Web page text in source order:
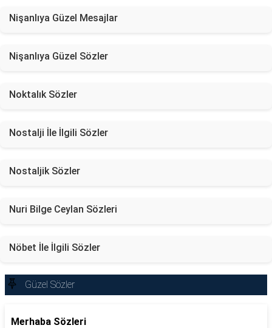
Nişanlıya Güzel Mesajlar
Nişanlıya Güzel Sözler
Noktalık Sözler
Nostalji İle İlgili Sözler
Nostaljik Sözler
Nuri Bilge Ceylan Sözleri
Nöbet İle İlgili Sözler
Güzel Sözler
Merhaba Sözleri